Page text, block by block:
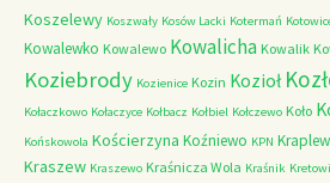
Koszelewy Koszwały Kosów Lacki Kotermań
Kowalewko Kowalewo Kowalicha Kowalik
Koziebrody Kozienice Kozin Kozioł
Kołaczkowo Kołaczyce Kołbacz Kołbiel Kołczewo Koło
Końskowola Kościerzyna Koźniewo KPN
Kraszew Kraszewo Kraśnicza Wola Kraśnik